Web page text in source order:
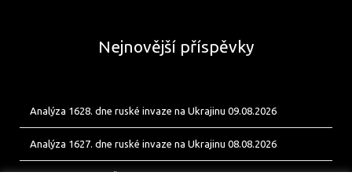
Nejnovější příspěvky
Analýza 1628. dne ruské invaze na Ukrajinu 09.08.2026
Analýza 1627. dne ruské invaze na Ukrajinu 08.08.2026